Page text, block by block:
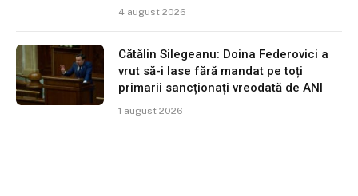
4 august 2026
Cătălin Silegeanu: Doina Federovici a
vrut să-i lase fără mandat pe toți
primarii sancționați vreodată de ANI
1 august 2026